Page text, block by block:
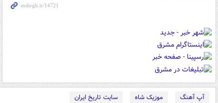
آپ آهنگ موزیک شاه
سایت تاریخ ایران